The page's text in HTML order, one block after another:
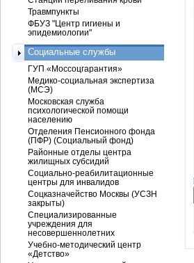
Травмпункты
ФБУЗ "Центр гигиены и
эпидемиологии"
Социальные службы
ГУП «Моссоцгарантия»
Медико-социальная экспертиза
(МСЭ)
Московская служба
психологической помощи
населению
Отделения Пенсионного фонда
(ПФР) (Социальный фонд)
Районные отделы центра
жилищных субсидий
Социально-реабилитационные
центры для инвалидов
Соцказначейство Москвы (УСЗН
закрыты)
Специализированные
учреждения для
несовершеннолетних
Учебно-методический центр
«Детство»